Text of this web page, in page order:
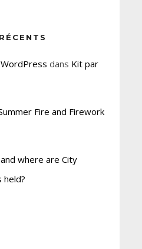
dans Kit par
Fire and Firework
where are City
held?